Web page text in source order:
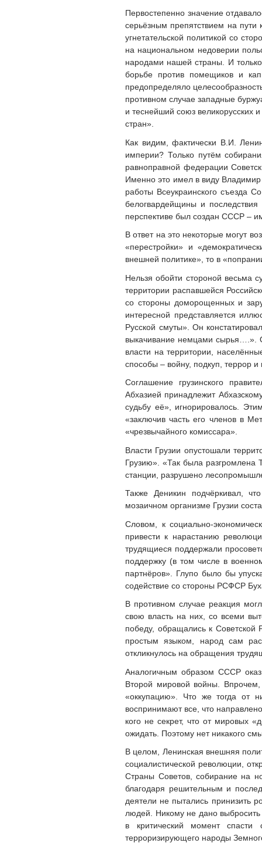
Первостепенно значение
серьёзным препятствием на
угнетательской политикой со
на национальном недоверии
народами нашей страны. И
борьбе против помещиков и
предопределяло
противном случае западные
и теснейший союз великорусских
стран».
Как видим, фактически В.И.
империи? Только путём
равноправной федерации
Именно это имел в виду
работы Всеукраинского съезда
белогвардейщины и
перспективе был создан СССР –
В ответ на это некоторые могут
«перестройки» и
внешней политике», то в
Нельзя обойти стороной весьма
территории распавшейся
со стороны доморощенных и
интересной представляется
Русской смуты». Он
выкачивание немцами сырья….».
власти на территории,
способы – войну, подкуп, террор
Соглашение грузинского
Абхазией принадлежит
судьбу её», игнорировалось.
«заключив часть его членов в
«чрезвычайного комиссара».
Власти Грузии опустошали
Грузию». «Так была разгромлена
станции, разрушено
Также Деникин подчёркивал,
мозаичном организме Грузии
Словом, к социально-
привести к нарастанию
трудящиеся поддержали
поддержку (в том числе в
партнёров». Глупо было бы
содействие со стороны РСФСР
В противном случае реакция
свою власть на них, со всеми
победу, обращались к Советской
простым языком, народ сам
откликнулось на обращения
Аналогичным образом СССР
Второй мировой войны.
«оккупацию». Что же тогда от
воспринимают все, что
кого не секрет, что от мировых
ожидать. Поэтому нет никакого
В целом, Ленинская внешняя
социалистической революции,
Страны Советов, собирание на
благодаря решительным и
деятели не пытались принизить
людей. Никому не дано выбросить
в критический момент спасти
терроризирующего народы